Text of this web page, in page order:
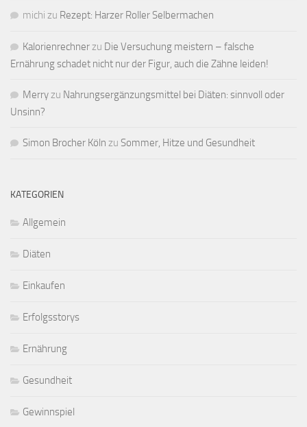
michi zu Rezept: Harzer Roller Selbermachen
Kalorienrechnerzu Die Versuchung meistern – falsche
Ernährung schadet nicht nur der Figur, auch die Zähne leiden!
Merryzu Nahrungsergänzungsmittel bei Diäten: sinnvoll oder
Unsinn?
Simon Brocher Köln zu Sommer, Hitze und Gesundheit
KATEGORIEN
Allgemein
Diäten
Einkaufen
Erfolgsstorys
Ernährung
Gesundheit
Gewinnspiel